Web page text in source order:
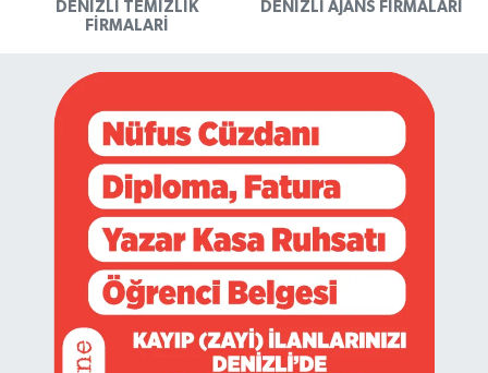
DENIZLI TEMIZLIK
FIRMALARI
DENIZLI AJANS FIRMALARI